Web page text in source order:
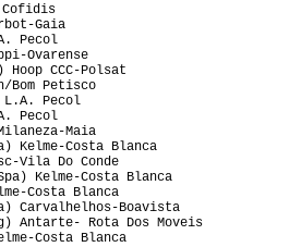
(Fra) Cofidis
(Por) Barbot-Gaia
(Spa) L.A. Pecol
(Spa) Beppi-Ovarense
(Pol) Hoop CCC-Polsat
Wurth/Bom Petisco
(Por) L.A. Pecol
(Spa) L.A. Pecol
(Por) Milaneza-Maia
(Spa) Kelme-Costa Blanca
Asc-Vila Do Conde
(Spa) Kelme-Costa Blanca
Kelme-Costa Blanca
(Spa) Carvalhelhos-Boavista
Antarte- Rota Dos Moveis
Kelme-Costa Blanca